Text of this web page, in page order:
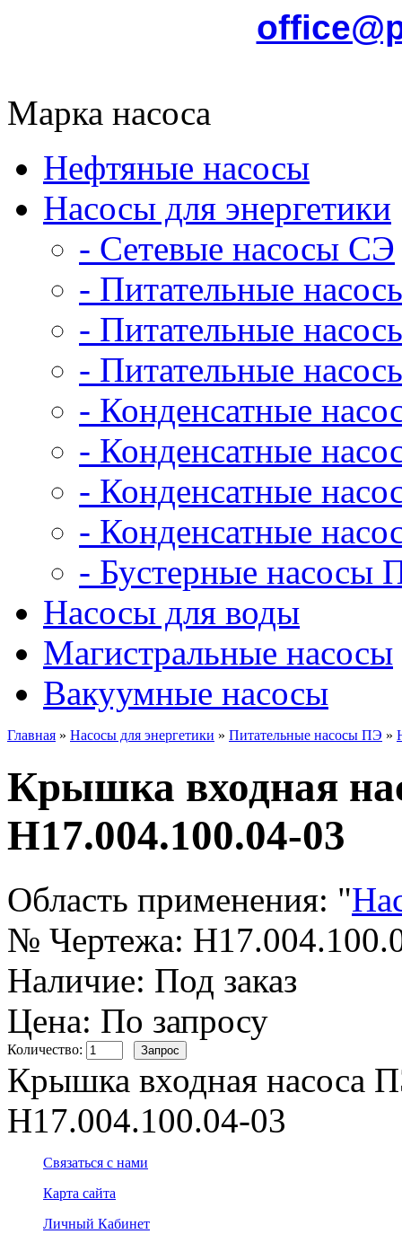
Марка насоса
Нефтяные насосы
Насосы для энергетики
- Сетевые насосы СЭ
- Питательные
- Питательные
- Питательные
- Конденсатные
- Конденсатные
- Конденсатные
- Конденсатные
- Бустерные насосы
Насосы для воды
Магистральные насосы
Вакуумные насосы
Главная » Насосы для энергетики » Питательные насосы ПЭ »
Крышка входная
Н17.004.100.04-03
Область применения: "
№ Чертежа:
Наличие: Под заказ
Цена: По запросу
Количество:
Крышка входная насоса
Н17.004.100.04-03
Связаться с нами
Карта сайта
Личный Кабинет